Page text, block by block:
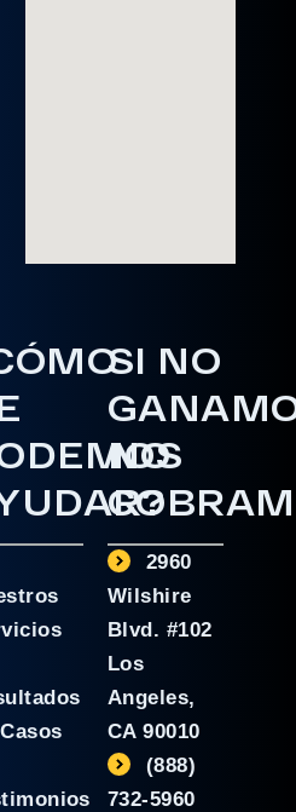
SI NO
NO
2960
Wilshire
Blvd. #102
Los
Angeles,
CA 90010
(888)
732-5960